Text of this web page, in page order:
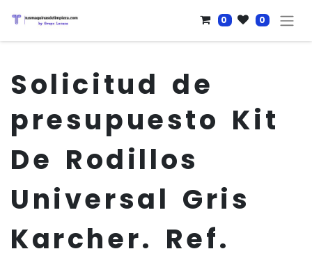
0 0
Solicitud de
presupuesto Kit
De Rodillos
Universal Gris
Karcher. Ref.